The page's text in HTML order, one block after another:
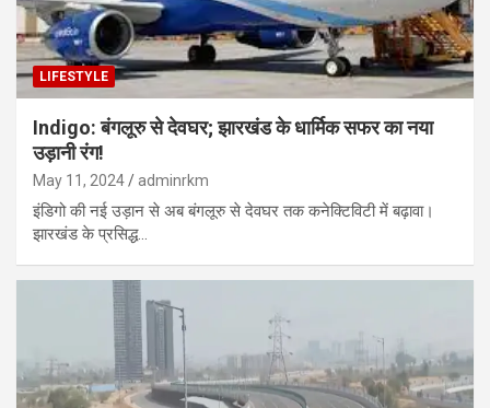
LIFESTYLE
Indigo: बंगलूरु से देवघर; झारखंड के धार्मिक सफर का नया
उड़ानी रंग!
May 11, 2024 adminrkm
इंडिगो की नई उड़ान से अब बंगलूरु से देवघर तक कनेक्टिविटी में बढ़ावा।
झारखंड के प्रसिद्ध…